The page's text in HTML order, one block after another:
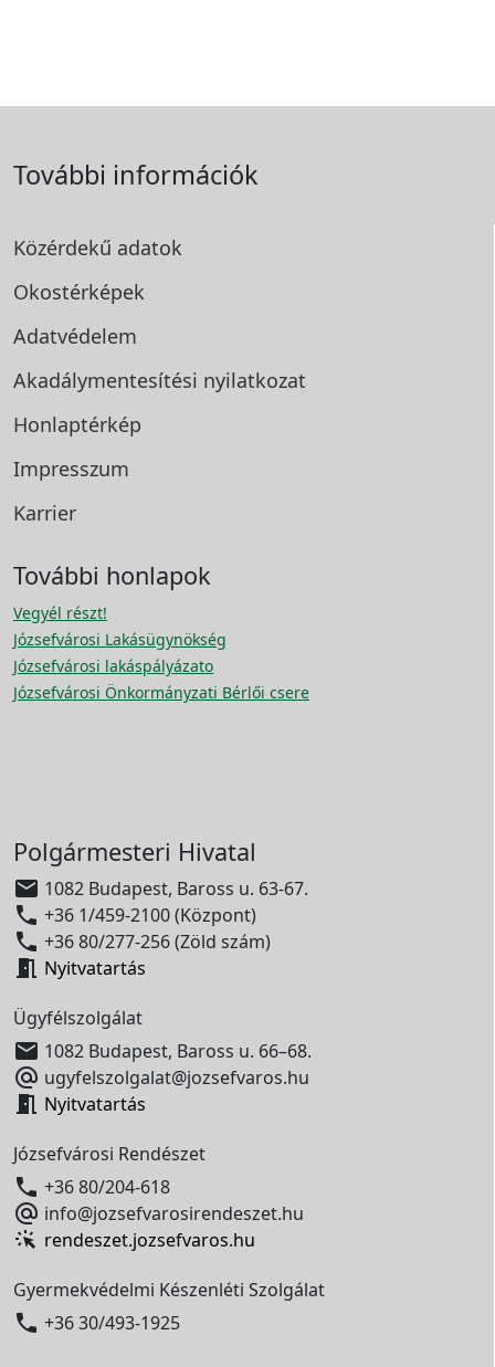
További információk
Közérdekű adatok
Okostérképek
Adatvédelem
Akadálymentesítési nyilatkozat
Honlaptérkép
Impresszum
Karrier
További honlapok
Vegyél részt!
Józsefvárosi Lakásügynökség
Józsefvárosi lakáspályázato
Józsefvárosi Önkormányzati Bérlői csere
Polgármesteri Hivatal
 1082 Budapest, Baross u. 63-67.
 +36 1/459-2100 (Központ)
 +36 80/277-256 (Zöld szám)
 Nyitvatartás
Ügyfélszolgálat
 1082 Budapest, Baross u. 66–68.
 ugyfelszolgalat@jozsefvaros.hu
 Nyitvatartás
Józsefvárosi Rendészet
 +36 80/204-618
 info@jozsefvarosirendeszet.hu
rendeszet.jozsefvaros.hu
Gyermekvédelmi Készenléti Szolgálat
 +36 30/493-1925